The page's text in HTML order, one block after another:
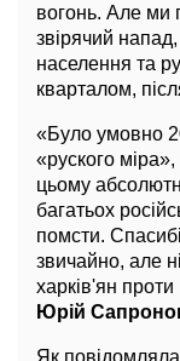
вогонь. Але ми
звірячий
населення та
кварталом,
«Було умовно
«руского
цьому
багатьох
помсти.
звичайно, але
харків'ян проти
Юрій